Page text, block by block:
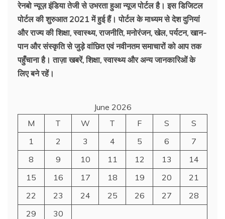
रेनबो न्यूज़ इंडिया तेजी से उभरता हुआ न्‍यूज पोर्टल है। इस डिजिटल
पोर्टल की शुरुआत 2021 में हुई हैं। पोर्टल के माध्यम से देश दुनियां
और राज्य की शिक्षा, स्वास्थ्य, राजनीति, मनोरंजन, खेल, पर्यटन, खान-
पान और संस्कृति से जुड़े वांछित एवं नवीनतम समाचारों को आप तक
पहुँचाना है। ताज़ा खबरें, शिक्षा, स्वास्थ्य और अन्य जानकारिओं के
लिए बने रहें।
June 2026
M
T W T F S
S
1
2 3 4 5 6
7
8
9 10 11 12 13
14
15
16 17 18 19 20
21
22
23 24 25 26 27
28
29
30